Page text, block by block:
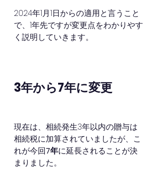
2024年1月1日からの適用と言うこと
で、1年先ですが変更点をわかりやす
く説明していきます。
3年から7年に変更
現在は、相続発生3年以内の贈与は
相続税に加算されていましたが、こ
れが今回7年に延長されることが決
まりました。